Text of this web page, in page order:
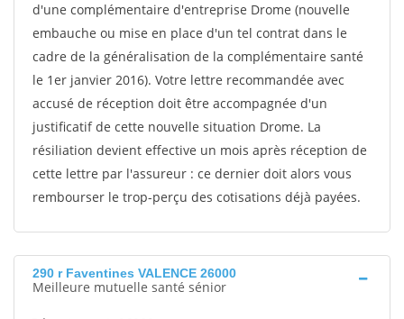
d'une complémentaire d'entreprise Drome (nouvelle
embauche ou mise en place d'un tel contrat dans le
cadre de la généralisation de la complémentaire santé
le 1er janvier 2016). Votre lettre recommandée avec
accusé de réception doit être accompagnée d'un
justificatif de cette nouvelle situation Drome. La
résiliation devient effective un mois après réception de
cette lettre par l'assureur : ce dernier doit alors vous
rembourser le trop-perçu des cotisations déjà payées.
290 r Faventines VALENCE 26000
Meilleure mutuelle santé sénior